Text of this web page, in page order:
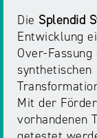
Die Splendid
Entwicklung
Over-
Mit der
vorhandenen